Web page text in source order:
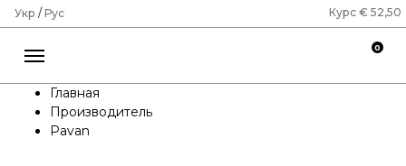
Укр / Рус Курс € 52,50
0
Главная
Производитель
Pavan